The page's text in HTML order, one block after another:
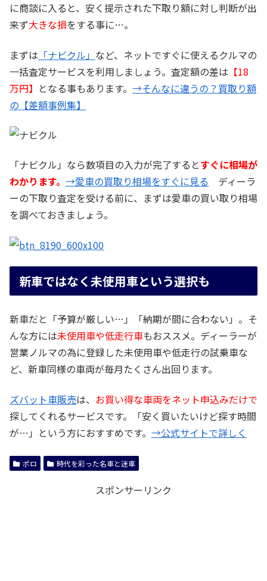
に商談に入ると、安く提示された下取り額に対し判断が出
来ず大きな損をする事に…。
まずは 「ナビクル」 など、ネットですぐに使えるクルマの
一括査定サービスを利用しましょう。査定額の差は 【18
万円】 となる事もあります。 →そんなに違うの？買取り額
の【差額事例集】
「ナビクル」なら数項目の入力が完了するとすぐに相場が
わかります。 →愛車の買取り相場をすぐに見る ディーラ
ーの下取り査定を受ける前に、まずは愛車の買い取り相場
を調べておきましょう。
新車ではなく未使用車という選択も
新車だと「予算が厳しい…」「納期が間に合わない」。そ
んな方には未使用車や低走行車もおススメ。ディーラーが
営業ノルマの為に登録した未使用車や低走行の試乗車な
ど、新車同様の車両が毎月たくさん出回ります。
ズバット車販売は、 お買い得な車両をネット申込みだけで
探してくれるサービスです。「安く買いたいけど探す時間
が…」という方におすすめです。 →公式サイトで詳しく
ポロ 時代を彩った名車と迷車
スポンサーリンク